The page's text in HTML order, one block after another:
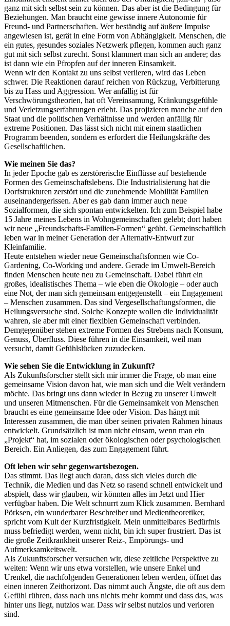
ganz mit sich selbst sein zu können. Das aber ist die Bedingung für
Beziehungen. Man braucht eine gewisse innere Autonomie für
Freund- und Partnerschaften. Wer beständig auf äußere Impulse
angewiesen ist, gerät in eine Form von Abhängigkeit. Menschen, die
ein gutes, gesundes soziales Netzwerk pflegen, kommen auch ganz
gut mit sich selbst zurecht. Sonst klammert man sich an andere; das
ist dann wie ein Pfropfen auf der inneren Einsamkeit.
Wenn wir den Kontakt zu uns selbst verlieren, wird das Leben
schwer. Die Reaktionen darauf reichen von Rückzug, Verbitterung
bis zu Hass und Aggression. Wer anfällig ist für
Verschwörungstheorien, hat oft Vereinsamung, Kränkungsgefühle
und Verletzungserfahrungen erlebt. Das projizieren manche auf den
Staat und die politischen Verhältnisse und werden anfällig für
extreme Positionen. Das lässt sich nicht mit einem staatlichen
Programm beenden, sondern es erfordert die Heilungskräfte des
Gesellschaftlichen.
Wie meinen Sie das?
In jeder Epoche gab es zerstörerische Einflüsse auf bestehende
Formen des Gemeinschaftslebens. Die Industrialisierung hat die
Dorfstrukturen zerstört und die zunehmende Mobilität Familien
auseinandergerissen. Aber es gab dann immer auch neue
Sozialformen, die sich spontan entwickelten. Ich zum Beispiel habe
15 Jahre meines Lebens in Wohngemeinschaften gelebt; dort haben
wir neue „Freundschafts-Familien-Formen“ geübt. Gemeinschaftlich
leben war in meiner Generation der Alternativ-Entwurf zur
Kleinfamilie.
Heute entstehen wieder neue Gemeinschaftsformen wie Co-
Gardening, Co-Working und andere. Gerade im Umwelt-Bereich
finden Menschen heute neu zu Gemeinschaft. Dabei führt ein
großes, idealistisches Thema – wie eben die Ökologie – oder auch
eine Not, der man sich gemeinsam entgegenstellt – ein Engagement
– Menschen zusammen. Das sind Vergesellschaftungsformen, die
Heilungsversuche sind. Solche Konzepte wollen die Individualität
wahren, sie aber mit einer flexiblen Gemeinschaft verbinden.
Demgegenüber stehen extreme Formen des Strebens nach Konsum,
Genuss, Überfluss. Diese führen in die Einsamkeit, weil man
versucht, damit Gefühlslücken zuzudecken.
Wie sehen Sie die Entwicklung in Zukunft?
Als Zukunftsforscher stellt sich mir immer die Frage, ob man eine
gemeinsame Vision davon hat, wie man sich und die Welt verändern
möchte. Das bringt uns dann wieder in Bezug zu unserer Umwelt
und unseren Mitmenschen. Für die Gemeinsamkeit von Menschen
braucht es eine gemeinsame Idee oder Vision. Das hängt mit
Interessen zusammen, die man über seinen privaten Rahmen hinaus
entwickelt. Grundsätzlich ist man nicht einsam, wenn man ein
„Projekt“ hat, im sozialen oder ökologischen oder psychologischen
Bereich. Ein Anliegen, das zum Engagement führt.
Oft leben wir sehr gegenwartsbezogen.
Das stimmt. Das liegt auch daran, dass sich vieles durch die
Technik, die Medien und das Netz so rasend schnell entwickelt und
abspielt, dass wir glauben, wir könnten alles im Jetzt und Hier
verfügbar haben. Die Welt schnurrt zum Klick zusammen. Bernhard
Pörksen, ein wunderbarer Beschreiber und Medientheoretiker,
spricht vom Kult der Kurzfristigkeit. Mein unmittelbares Bedürfnis
muss befriedigt werden, wenn nicht, bin ich super frustriert. Das ist
die große Zeitkrankheit unserer Reiz-, Empörungs- und
Aufmerksamkeitswelt.
Als Zukunftsforscher versuchen wir, diese zeitliche Perspektive zu
weiten: Wenn wir uns etwa vorstellen, wie unsere Enkel und
Urenkel, die nachfolgenden Generationen leben werden, öffnet das
einen inneren Zeithorizont. Das nimmt auch Ängste, die oft aus dem
Gefühl rühren, dass nach uns nichts mehr kommt und dass das, was
hinter uns liegt, nutzlos war. Dass wir selbst nutzlos und verloren
sind.